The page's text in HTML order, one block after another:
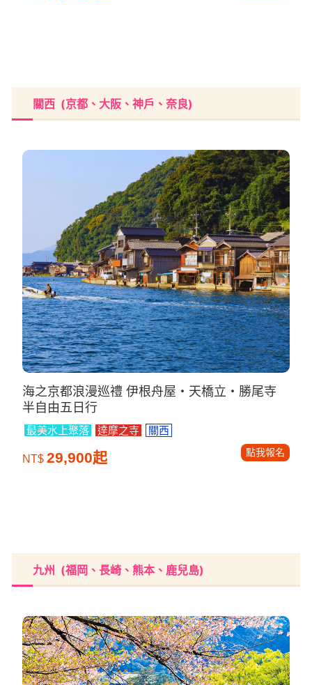
關西 (京都、大阪、神戶、奈良)
海之京都浪漫巡禮 伊根舟屋・天橋立・勝尾寺
半自由五日行
最美水上聚落 達摩之寺 關西
NT$ 29,900起 點我報名
九州 (福岡、長崎、熊本、鹿兒島)